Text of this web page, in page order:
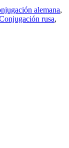
alemana,
rusa,